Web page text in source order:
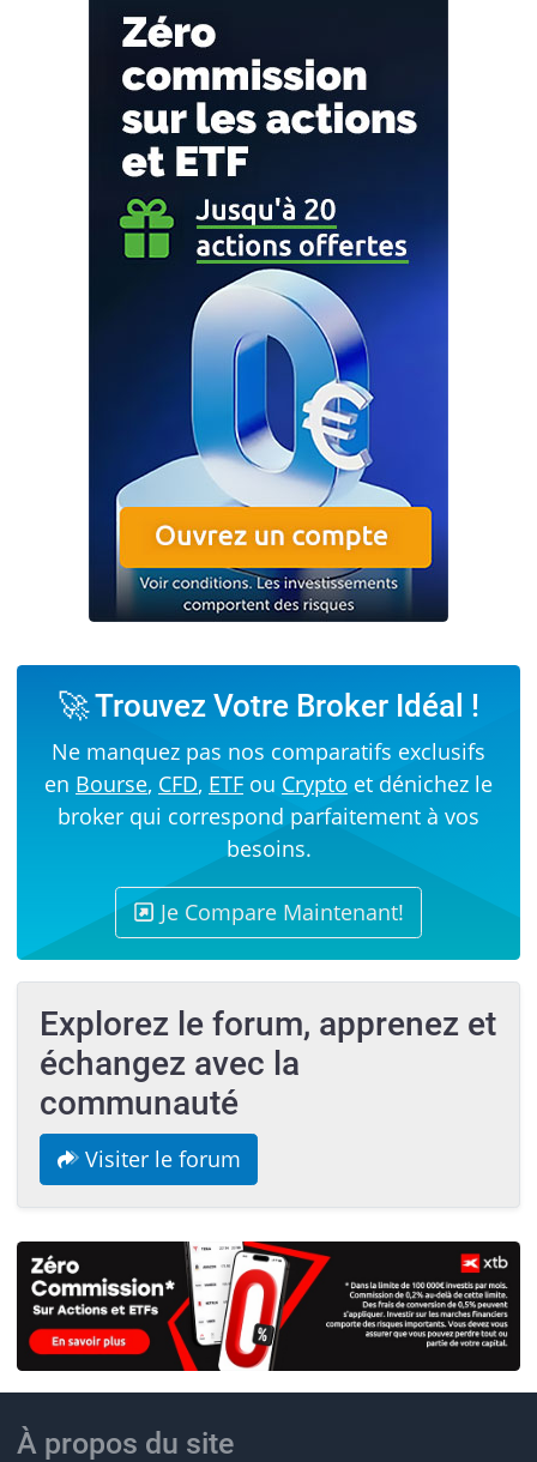
🚀 Trouvez Votre Broker Idéal !
Ne manquez pas nos comparatifs exclusifs
en Bourse, CFD, ETF ou Crypto et dénichez le
broker qui correspond parfaitement à vos
besoins.
Je Compare Maintenant!
Explorez le forum, apprenez et
échangez avec la
communauté
Visiter le forum
À propos du site